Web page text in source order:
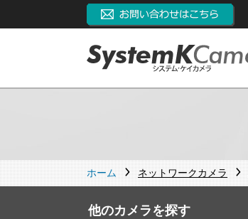
ホーム ネットワークカメラ
他のカメラを探す